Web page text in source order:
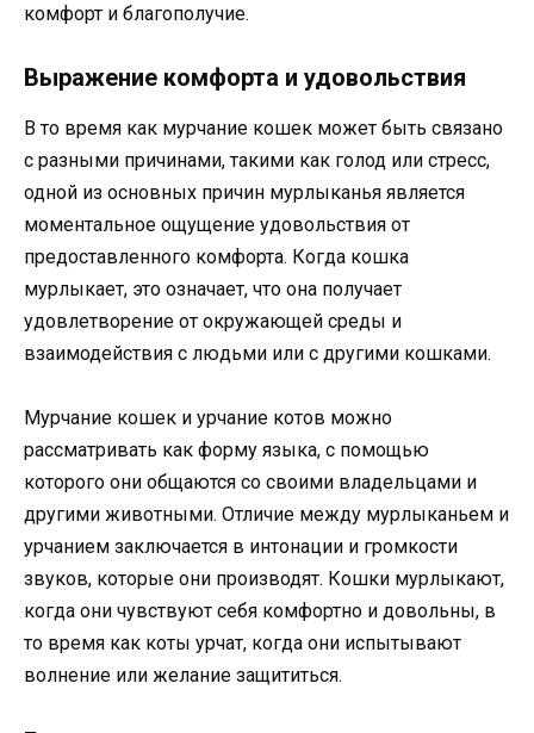
комфорт и благополучие.
Выражение комфорта и удовольствия
В то время как мурчание кошек может быть связано
с разными причинами, такими как голод или стресс,
одной из основных причин мурлыканья является
моментальное ощущение удовольствия от
предоставленного комфорта. Когда кошка
мурлыкает, это означает, что она получает
удовлетворение от окружающей среды и
взаимодействия с людьми или с другими кошками.
Мурчание кошек и урчание котов можно
рассматривать как форму языка, с помощью
которого они общаются со своими владельцами и
другими животными. Отличие между мурлыканьем и
урчанием заключается в интонации и громкости
звуков, которые они производят. Кошки мурлыкают,
когда они чувствуют себя комфортно и довольны, в
то время как коты урчат, когда они испытывают
волнение или желание защититься.